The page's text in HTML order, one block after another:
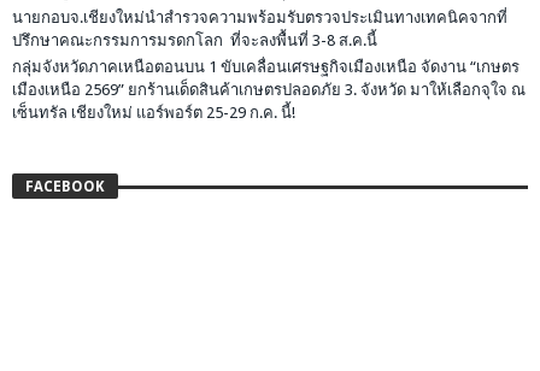
นายกอบจ.เชียงใหม่นำสำรวจความพร้อมรับตรวจประเมินทางเทคนิคจากที่
ปรึกษาคณะกรรมการมรดกโลก ที่จะลงพื้นที่ 3-8 ส.ค.นี้
กลุ่มจังหวัดภาคเหนือตอนบน 1 ขับเคลื่อนเศรษฐกิจเมืองเหนือ จัดงาน “เกษตร
เมืองเหนือ 2569” ยกร้านเด็ดสินค้าเกษตรปลอดภัย 3. จังหวัด มาให้เลือกจุใจ ณ
เซ็นทรัล เชียงใหม่ แอร์พอร์ต 25-29 ก.ค. นี้!
FACEBOOK